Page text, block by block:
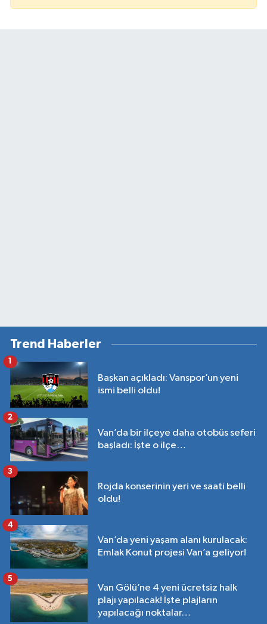
Trend Haberler
Başkan açıkladı: Vanspor’un yeni
ismi belli oldu!
Van’da bir ilçeye daha otobüs seferi
başladı: İşte o ilçe…
2
Rojda konserinin yeri ve saati belli
oldu!
3
Van’da yeni yaşam alanı kurulacak:
Emlak Konut projesi Van’a geliyor!
4
Van Gölü’ne 4 yeni ücretsiz halk
plajı yapılacak! İşte plajların
yapılacağı noktalar…
5